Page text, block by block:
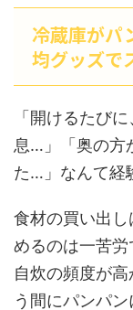
冷蔵庫が
均グッズで
「開けるたび
息…」「奥の方
た…」なんて経
食材の買い出
めるのは一苦労
自炊の頻度が
う間にパンパン